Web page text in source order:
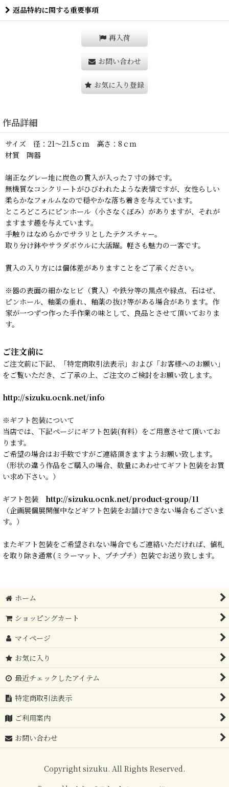
返品特約に関する重要事項
再入荷
お問い合わせ
お気に入り登録
作品詳細
サイズ 径：21〜21.5ｃｍ 高さ：8ｃｍ
材質 陶器
端正なグレー地に炭色の貫入が入った７寸の鉢です。
無機質なコンクリートがひびわれたような表情ですが、女性らしい
柔らかなフォルムなので穏やかな落ち着きを与えています。
ところどころにピンホール（小さなくぼみ）がありますが、それが
ますます趣を与えています。
手触りはなめらかでサラリとしたテクスチャー。
取り分け鉢やサラダボウルに大活躍。軽さも魅力の一客です。
貫入の入り方には個体差がありますことをご了承ください。
※器の表面の細かなヒビ（貫入）や鉄分等の黒点や緑点、石はぜ、
ピンホール、釉薬の垂れ、釉薬の抜け等がある場合があります。作
家が一つずつ作った手作業の味として、良品とさせて頂いておりま
す。
ご注文前に
ご注文前に下記、「特定商取引法表示」および「お客様へのお願い」
をご覧いただき、ご了承の上、ご注文のご検討をお願い致します。
http://sizuku.ocnk.net/info
※ギフト包装について
当店では、下記ページにギフト包装(有料）をご用意させて頂いてお
ります。
ご希望の場合はお手数ですがご連絡頂きますようお願い致します。
（形状の違う作品をご購入の場合、数量にあわせてギフト包装をお買
い求め下さい。）
ギフト包装 http://sizuku.ocnk.net/product-group/11
（企画展個展開催中などギフト包装をお請けできない場合もございま
す。）
またギフト包装をご希望されない場合でもご連絡いただければ、値札
を取り除き通常(ミラーマット、プチプチ）包装でお送り致します。
ホーム
ショッピングカート
マイページ
お気に入り
最近チェックしたアイテム
特定商取引法表示
ご利用案内
お問い合わせ
Copyright sizuku. All Rights Reserved.